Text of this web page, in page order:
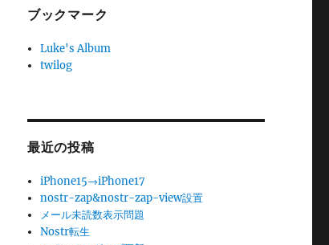
ブックマーク
Luke's Album
twilog
最近の投稿
iPhone15→iPhone17
nostr-zap&nostr-zap-view設置
メール未読数表示問題
Nostr転生